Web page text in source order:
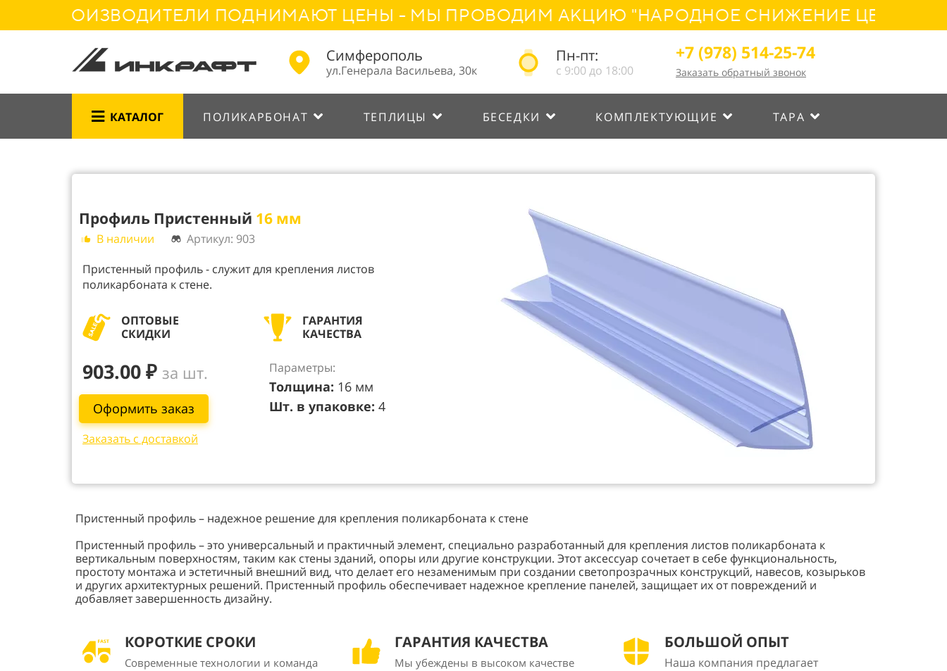
ПРОИЗВОДИТЕЛИ ПОДНИМАЮТ ЦЕНЫ - МЫ ПРОВОДИМ АКЦИЮ "НАРОДНОЕ СНИЖЕНИЕ ЦЕН!
Симферополь
ул.Генерала Васильева, 30к
Пн-пт:
с 9:00 до 18:00
+7 (978) 514-25-74
Заказать обратный звонок
КАТАЛОГ ПОЛИКАРБОНАТ ТЕПЛИЦЫ БЕСЕДКИ КОМПЛЕКТУЮЩИЕ ТАРА
Профиль Пристенный 16 мм
В наличии
Артикул: 903
Пристенный профиль - служит для крепления листов
поликарбоната к стене.
ОПТОВЫЕ
СКИДКИ
ГАРАНТИЯ
КАЧЕСТВА
903.00 ₽ за шт.
Оформить заказ
Заказать с доставкой
Параметры:
Толщина: 16 мм
Шт. в упаковке: 4
Пристенный профиль – надежное решение для крепления поликарбоната к стене
Пристенный профиль – это универсальный и практичный элемент, специально разработанный для крепления листов поликарбоната к
вертикальным поверхностям, таким как стены зданий, опоры или другие конструкции. Этот аксессуар сочетает в себе функциональность,
простоту монтажа и эстетичный внешний вид, что делает его незаменимым при создании светопрозрачных конструкций, навесов, козырьков
и других архитектурных решений. Пристенный профиль обеспечивает надежное крепление панелей, защищает их от повреждений и
добавляет завершенность дизайну.
КОРОТКИЕ СРОКИ
Современные технологии и команда
ГАРАНТИЯ КАЧЕСТВА
Мы убеждены в высоком качестве
БОЛЬШОЙ ОПЫТ
Наша компания предлагает